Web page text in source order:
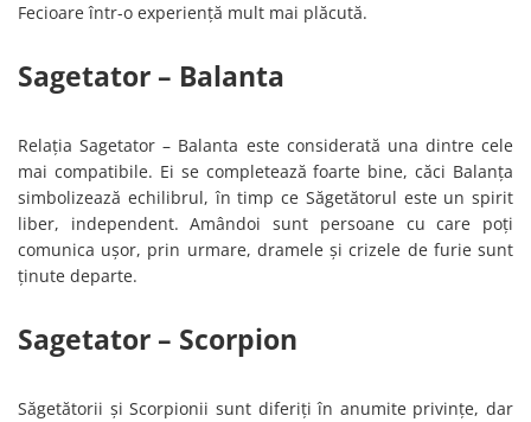
Fecioare într-o experiență mult mai plăcută.
Sagetator – Balanta
Relația Sagetator – Balanta este considerată una dintre cele
mai compatibile. Ei se completează foarte bine, căci Balanța
simbolizează echilibrul, în timp ce Săgetătorul este un spirit
liber, independent. Amândoi sunt persoane cu care poți
comunica ușor, prin urmare, dramele și crizele de furie sunt
ținute departe.
Sagetator – Scorpion
Săgetătorii și Scorpionii sunt diferiți în anumite privințe, dar